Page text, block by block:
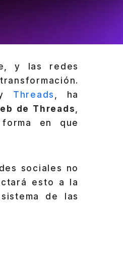
y las redes
Threads , ha
de Threads,
en que
sociales no
esto a la
de las